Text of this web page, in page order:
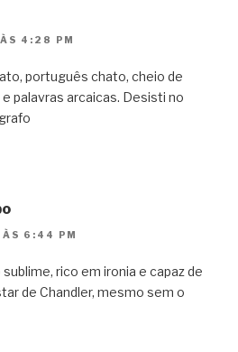
4:28 PM
português chato, cheio de
palavras arcaicas. Desisti no
6:44 PM
rico em ironia e capaz de
de Chandler, mesmo sem o